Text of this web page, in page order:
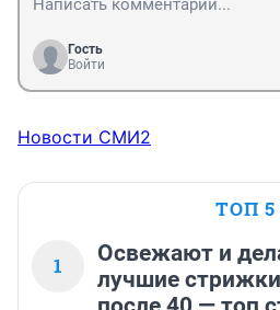
Гость
Войти
Новости СМИ2
ТОП 5
1
Освежают и
лучшие